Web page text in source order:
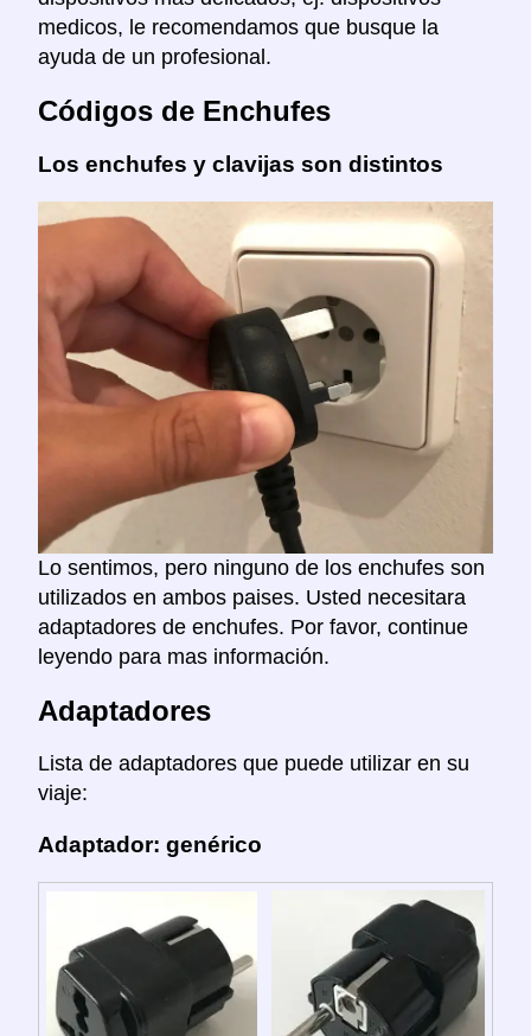
medicos, le recomendamos que busque la
ayuda de un profesional.
Códigos de Enchufes
Los enchufes y clavijas son distintos
Lo sentimos, pero ninguno de los enchufes son
utilizados en ambos paises. Usted necesitara
adaptadores de enchufes. Por favor, continue
leyendo para mas información.
Adaptadores
Lista de adaptadores que puede utilizar en su
viaje:
Adaptador: genérico